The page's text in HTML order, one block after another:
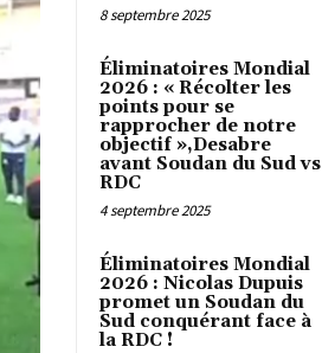
8 septembre 2025
Éliminatoires Mondial
2026 : « Récolter les
points pour se
rapprocher de notre
objectif »,Desabre
avant Soudan du Sud vs
RDC
4 septembre 2025
Éliminatoires Mondial
2026 : Nicolas Dupuis
promet un Soudan du
Sud conquérant face à
la RDC !